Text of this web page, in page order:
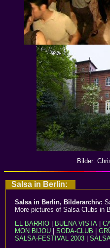
Bilder:
Salsa in Berlin:
Salsa in Berlin, Bilderarchiv:
More pictures of Salsa Clubs in
EL BARRIO
BUENA VISTA
MON BIJOU
SODA-CLUB
SALSA-FESTIVAL 2003